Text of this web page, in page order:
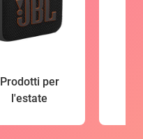
Prodotti per
l'estate